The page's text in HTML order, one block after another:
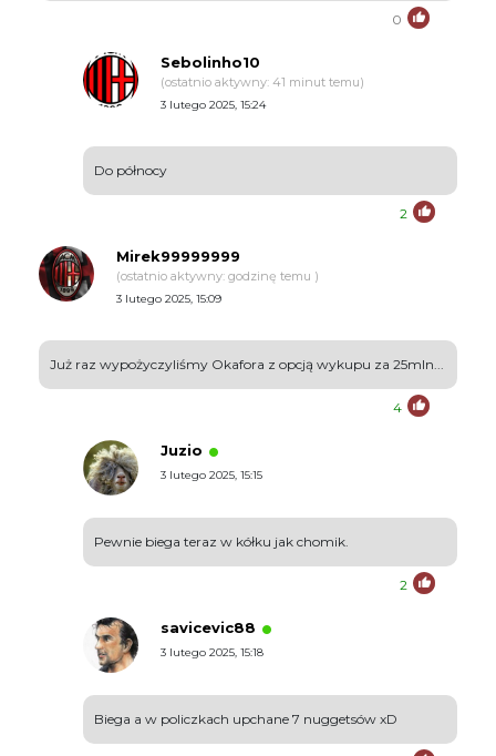
0
Sebolinho10
(ostatnio aktywny: 41 minut temu)
3 lutego 2025, 15:24
Do północy
2
Mirek99999999
(ostatnio aktywny: godzinę temu )
3 lutego 2025, 15:09
Już raz wypożyczyliśmy Okafora z opcją wykupu za 25mln...
4
Juzio
3 lutego 2025, 15:15
Pewnie biega teraz w kółku jak chomik.
2
savicevic88
3 lutego 2025, 15:18
Biega a w policzkach upchane 7 nuggetsów xD